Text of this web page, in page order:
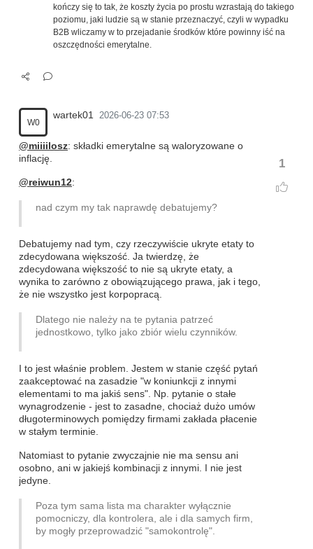
kończy się to tak, że koszty życia po prostu wzrastają do takiego
poziomu, jaki ludzie są w stanie przeznaczyć, czyli w wypadku
B2B wliczamy w to przejadanie środków które powinny iść na
oszczędności emerytalne.
W0
wartek01 2026-06-23 07:53
1
@miiiilosz: składki emerytalne są waloryzowane o
inflację.
@reiwun12:
nad czym my tak naprawdę debatujemy?
Debatujemy nad tym, czy rzeczywiście ukryte etaty to
zdecydowana większość. Ja twierdzę, że
zdecydowana większość to nie są ukryte etaty, a
wynika to zarówno z obowiązującego prawa, jak i tego,
że nie wszystko jest korpopracą.
Dlatego nie należy na te pytania patrzeć
jednostkowo, tylko jako zbiór wielu czynników.
I to jest właśnie problem. Jestem w stanie część pytań
zaakceptować na zasadzie "w koniunkcji z innymi
elementami to ma jakiś sens". Np. pytanie o stałe
wynagrodzenie - jest to zasadne, chociaż dużo umów
długoterminowych pomiędzy firmami zakłada płacenie
w stałym terminie.
Natomiast to pytanie zwyczajnie nie ma sensu ani
osobno, ani w jakiejś kombinacji z innymi. I nie jest
jedyne.
Poza tym sama lista ma charakter wyłącznie
pomocniczy, dla kontrolera, ale i dla samych firm,
by mogły przeprowadzić "samokontrolę".